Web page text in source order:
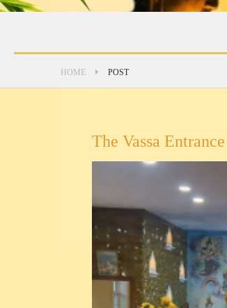
HOME POST
The Vassa